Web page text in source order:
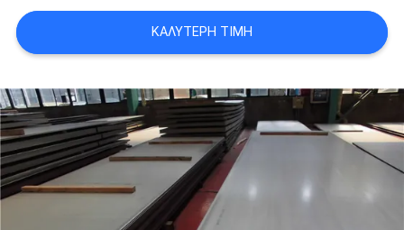
SITEMAP
PRIVACY
POLICY
ΚΑΛΎΤΕΡΗ ΤΙΜΉ